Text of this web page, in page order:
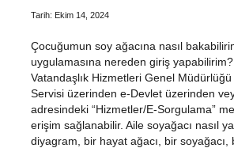
Tarih: Ekim 14, 2024
Çocuğumun soy ağacına nasıl
uygulamasına nereden giriş
Vatandaşlık Hizmetleri Genel Müdürlüğü
Servisi üzerinden e-Devlet üzerinden
adresindeki “Hizmetler/E-Sorgulama”
erişim sağlanabilir. Aile soyağacı nasıl
diyagram, bir hayat ağacı, bir soyağacı,